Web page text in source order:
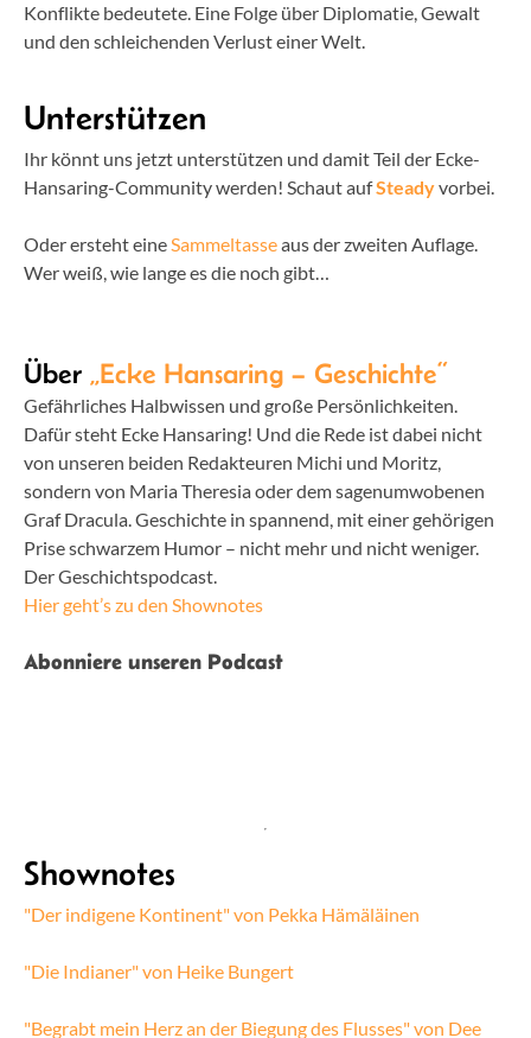
Konflikte bedeutete. Eine Folge über Diplomatie, Gewalt
und den schleichenden Verlust einer Welt.
Unterstützen
Ihr könnt uns jetzt unterstützen und damit Teil der Ecke-
Hansaring-Community werden! Schaut aufSteadyvorbei.
Oder ersteht eineSammeltasseaus der zweiten Auflage.
Wer weiß, wie lange es die noch gibt…
Über „Ecke Hansaring – Geschichte“
Gefährliches Halbwissen und große Persönlichkeiten.
Dafür steht Ecke Hansaring! Und die Rede ist dabei nicht
von unseren beiden Redakteuren Michi und Moritz,
sondern von Maria Theresia oder dem sagenumwobenen
Graf Dracula. Geschichte in spannend, mit einer gehörigen
Prise schwarzem Humor – nicht mehr und nicht weniger.
Der Geschichtspodcast.
Hier geht’s zu den Shownotes
Abonniere unseren Podcast
Shownotes
"Der indigene Kontinent" von Pekka Hämäläinen
"Die Indianer" von Heike Bungert
"Begrabt mein Herz an der Biegung des Flusses" von Dee